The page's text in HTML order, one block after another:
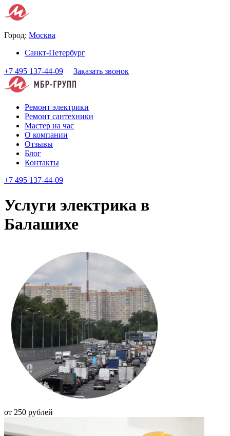
Город: Москва
Санкт-Петербург
+7 495 137-44-09 Заказать звонок
Ремонт электрики
Ремонт сантехники
Мастер на час
О компании
Отзывы
Блог
Контакты
+7 495 137-44-09
Услуги электрика в
Балашихе
от 250 рублей